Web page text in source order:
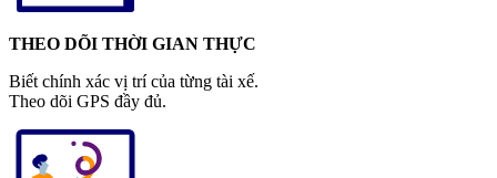
THEO DÕI THỜI GIAN THỰC
Biết chính xác vị trí của từng tài xế.
Theo dõi GPS đầy đủ.